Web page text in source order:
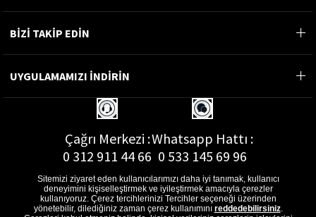
BİZİ TAKİP EDİN
UYGULAMAMIZI İNDİRİN
Çağrı Merkezi :
0 312 911 44 66
Whatsapp Hattı :
0 533 145 69 96
Sitemizi ziyaret eden kullanıcılarımızı daha iyi tanımak, kullanıcı
deneyimini kişiselleştirmek ve iyileştirmek amacıyla çerezler
kullanıyoruz. Çerez tercihlerinizi Tercihler seçeneği üzerinden
yönetebilir, dilediğiniz zaman çerez kullanımını reddedebilirsiniz.